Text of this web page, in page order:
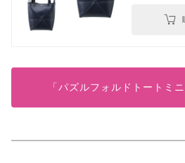
「パズルフォルドトートミ